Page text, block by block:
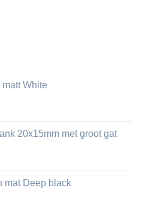
White
20x15mm met groot gat
mat Deep black